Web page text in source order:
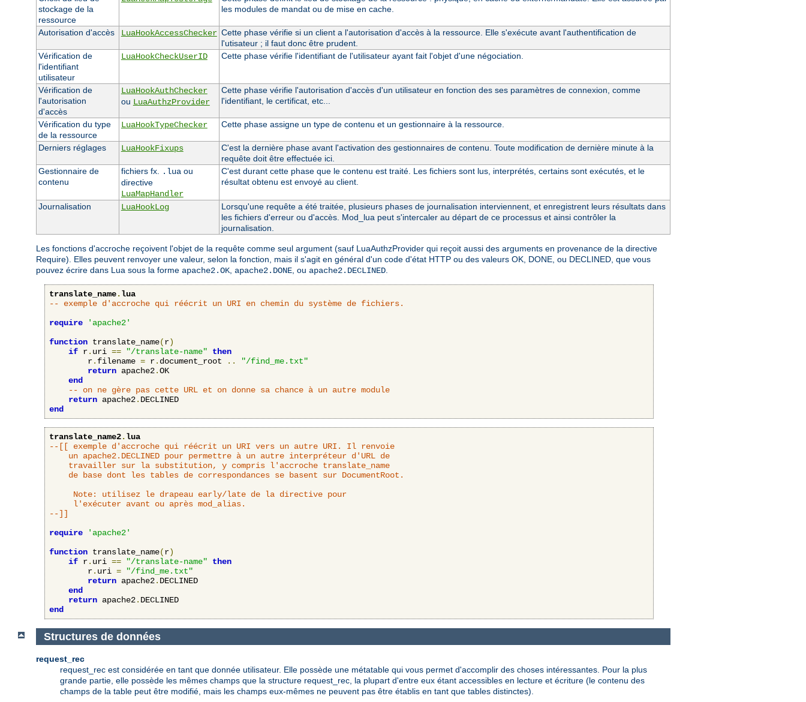
stockage de la
ressource
les modules de mandat ou de mise en cache.
Autorisation d'accès LuaHookAccessChecker Cette phase vérifie si un client a l'autorisation d'accès à la ressource. Elle s'exécute avant l'authentification de
l'utisateur ; il faut donc être prudent.
Vérification de
l'identifiant
utilisateur
LuaHookCheckUserID Cette phase vérifie l'identifiant de l'utilisateur ayant fait l'objet d'une négociation.
Vérification de
l'autorisation
d'accès
LuaHookAuthChecker
ou LuaAuthzProvider
Cette phase vérifie l'autorisation d'accès d'un utilisateur en fonction des ses paramètres de connexion, comme
l'identifiant, le certificat, etc...
Vérification du type
de la ressource
LuaHookTypeChecker Cette phase assigne un type de contenu et un gestionnaire à la ressource.
Derniers réglages LuaHookFixups
C'est la dernière phase avant l'activation des gestionnaires de contenu. Toute modification de dernière minute à la
requête doit être effectuée ici.
Gestionnaire de
contenu
fichiers fx. .lua ou
directive
LuaMapHandler
C'est durant cette phase que le contenu est traité. Les fichiers sont lus, interprétés, certains sont exécutés, et le
résultat obtenu est envoyé au client.
Journalisation LuaHookLog
Lorsqu'une requête a été traitée, plusieurs phases de journalisation interviennent, et enregistrent leurs résultats dans
les fichiers d'erreur ou d'accès. Mod_lua peut s'intercaler au départ de ce processus et ainsi contrôler la
journalisation.
Les fonctions d'accroche reçoivent l'objet de la requête comme seul argument (sauf LuaAuthzProvider qui reçoit aussi des arguments en provenance de la directive
Require). Elles peuvent renvoyer une valeur, selon la fonction, mais il s'agit en général d'un code d'état HTTP ou des valeurs OK, DONE, ou DECLINED, que vous
pouvez écrire dans Lua sous la forme apache2.OK apache2.DONE , ou apache2.DECLINED
translate_name.lua
-- exemple d'accroche qui réécrit un URI en chemin du système de fichiers.
require
'apache2'
function translate_name(r)
if r. uri == "/translate-name"
then
        r
. filename = r. document_root ..
"/find_me.txt"
return apache2.OK
end
-- on ne gère pas cette URL et on donne sa chance à un autre module
return apache2.
end
translate_name2.lua
--[[ exemple d'accroche qui réécrit un URI vers un autre URI. Il renvoie
     Note: utilisez le drapeau early/late de la directive pour
     l'exécuter avant ou après mod_alias.
--]]
require
'apache2'
function translate_name(r)
if r. uri == "/translate-name"
then
        r
. uri =
"/find_me.txt"
return apache2. DECLINED
end
return apache2.
end
Structures de données
request_rec
request_rec est considérée en tant que donnée utilisateur. Elle possède une métatable qui vous permet d'accomplir des choses intéressantes. Pour la plus
grande partie, elle possède les mêmes champs que la structure request_rec, la plupart d'entre eux étant accessibles en lecture et écriture (le contenu des
champs de la table peut être modifié, mais les champs eux-mêmes ne peuvent pas être établis en tant que tables distinctes).